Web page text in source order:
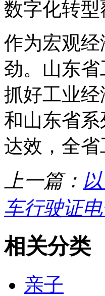
数字化转型
作为宏观
劲。山东
抓好工业
和山东省
达效，全
上一篇：
车行驶证
相关分类
亲子